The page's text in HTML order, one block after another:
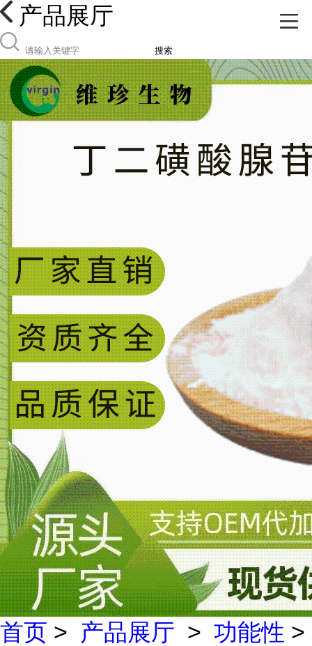
产品展厅
搜索
首页 > 产品展厅 > 功能性 >